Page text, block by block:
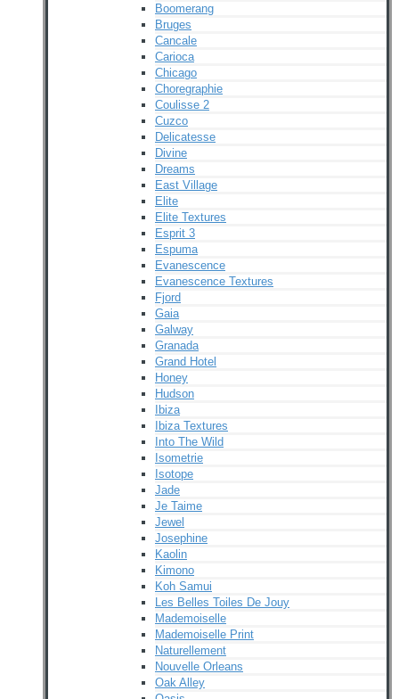
Boomerang
Bruges
Cancale
Carioca
Chicago
Choregraphie
Coulisse 2
Cuzco
Delicatesse
Divine
Dreams
East Village
Elite
Elite Textures
Esprit 3
Espuma
Evanescence
Evanescence Textures
Fjord
Gaia
Galway
Granada
Grand Hotel
Honey
Hudson
Ibiza
Ibiza Textures
Into The Wild
Isometrie
Isotope
Jade
Je Taime
Jewel
Josephine
Kaolin
Kimono
Koh Samui
Les Belles Toiles De Jouy
Mademoiselle
Mademoiselle Print
Naturellement
Nouvelle Orleans
Oak Alley